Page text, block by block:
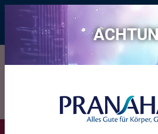
Bis zu 20 € Rabatt* mit dem Vorteils-
11.08.2026